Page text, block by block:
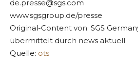
de.presse@sgs.com
www.sgsgroup.de/presse
Original-Content von: SGS
übermittelt durch news aktuell
Quelle: ots